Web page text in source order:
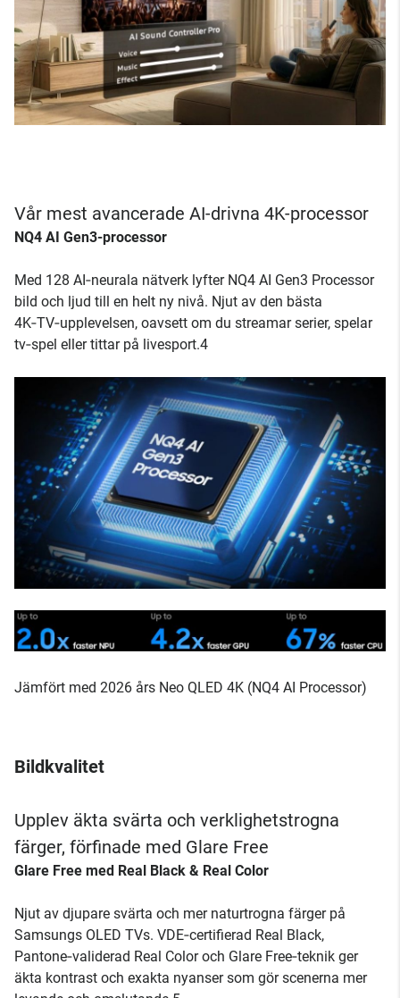
Vår mest avancerade AI-drivna 4K-processor
NQ4 AI Gen3-processor
Med 128 AI‑neurala nätverk lyfter NQ4 AI Gen3 Processor
bild och ljud till en helt ny nivå. Njut av den bästa
4K‑TV‑upplevelsen, oavsett om du streamar serier, spelar
tv‑spel eller tittar på livesport.4
Jämfört med 2026 års Neo QLED 4K (NQ4 AI Processor)
Bildkvalitet
Upplev äkta svärta och verklighetstrogna
färger, förfinade med Glare Free
Glare Free med Real Black & Real Color
Njut av djupare svärta och mer naturtrogna färger på
Samsungs OLED TVs. VDE‑certifierad Real Black,
Pantone‑validerad Real Color och Glare Free‑teknik ger
äkta kontrast och exakta nyanser som gör scenerna mer